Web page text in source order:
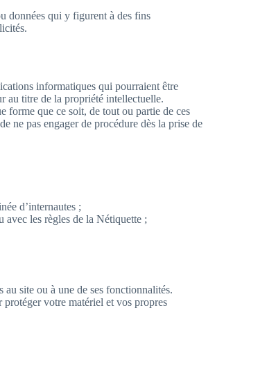
données qui y figurent à des fins
informatiques qui pourraient être
au titre de la propriété intellectuelle.
forme que ce soit, de tout ou partie de ces
ne pas engager de procédure dès la prise de
d’internautes ;
les règles de la Nétiquette ;
site ou à une de ses fonctionnalités.
votre matériel et vos propres